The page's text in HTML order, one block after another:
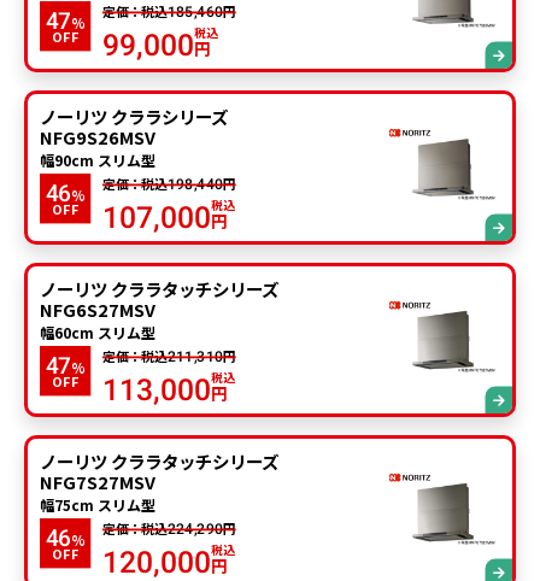
47%
OFF
定価：税込185,460円
99,000税込
円
ノーリツ クララシリーズ
NFG9S26MSV
幅90cm スリム型
46%
OFF
定価：税込198,440円
107,000税込
円
ノーリツ クララタッチシリーズ
NFG6S27MSV
幅60cm スリム型
47%
OFF
定価：税込211,310円
113,000税込
円
ノーリツ クララタッチシリーズ
NFG7S27MSV
幅75cm スリム型
46%
OFF
定価：税込224,290円
120,000税込
円